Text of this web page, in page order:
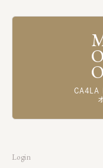
CA4LA
Login